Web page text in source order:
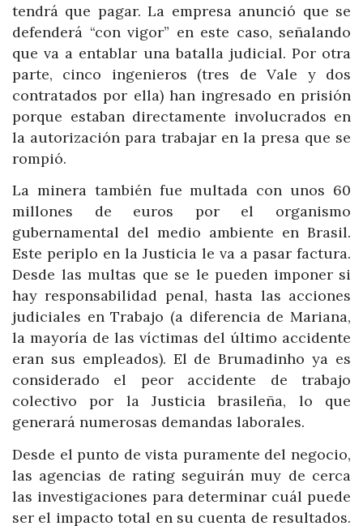
tendrá que pagar. La empresa anunció que se
defenderá “con vigor” en este caso, señalando
que va a entablar una batalla judicial. Por otra
parte, cinco ingenieros (tres de Vale y dos
contratados por ella) han ingresado en prisión
porque estaban directamente involucrados en
la autorización para trabajar en la presa que se
rompió.
La minera también fue multada con unos 60
millones de euros por el organismo
gubernamental del medio ambiente en Brasil.
Este periplo en la Justicia le va a pasar factura.
Desde las multas que se le pueden imponer si
hay responsabilidad penal, hasta las acciones
judiciales en Trabajo (a diferencia de Mariana,
la mayoría de las víctimas del último accidente
eran sus empleados). El de Brumadinho ya es
considerado el peor accidente de trabajo
colectivo por la Justicia brasileña, lo que
generará numerosas demandas laborales.
Desde el punto de vista puramente del negocio,
las agencias de rating seguirán muy de cerca
las investigaciones para determinar cuál puede
ser el impacto total en su cuenta de resultados.